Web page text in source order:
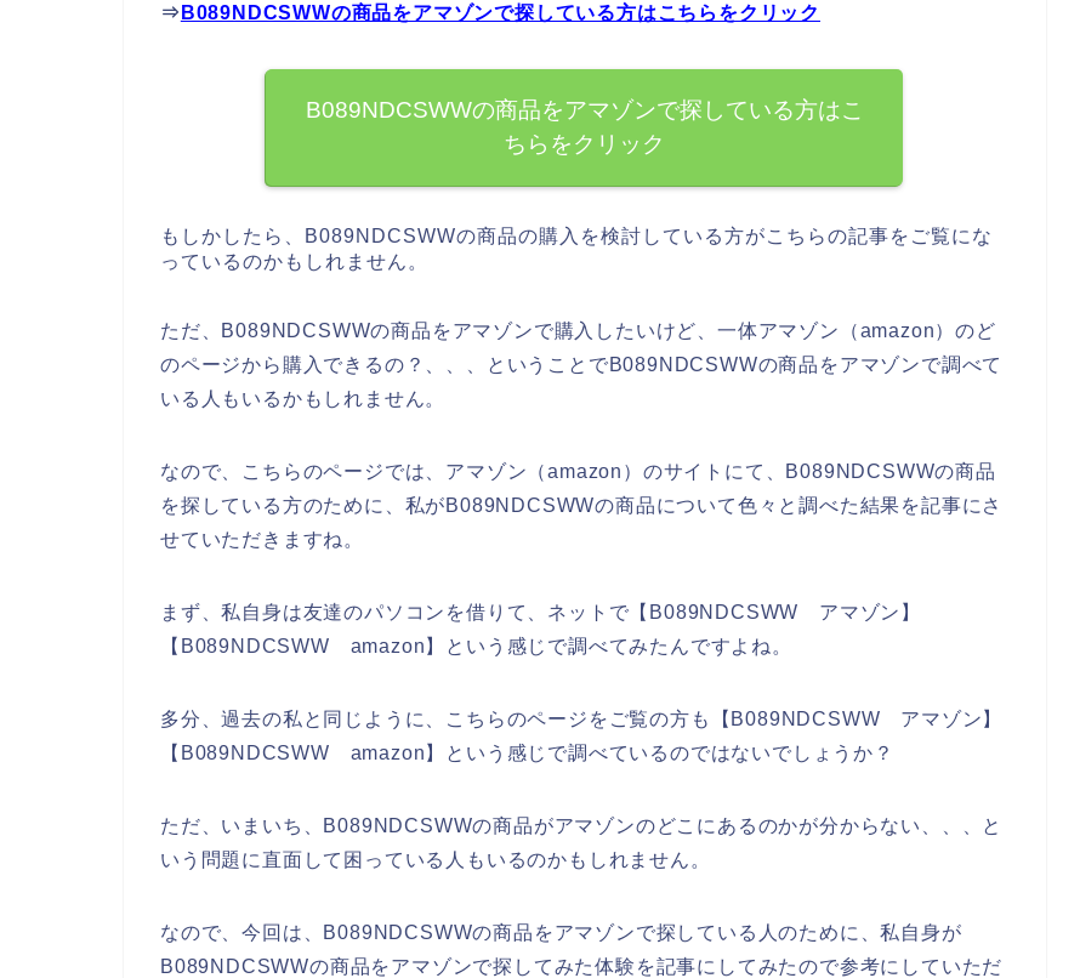
⇒ B089NDCSWWの商品をアマゾンで探している方はこちらをクリック
B089NDCSWWの商品をアマゾンで探している方はこ
ちらをクリック
もしかしたら、B089NDCSWWの商品の購入を検討している方がこちらの記事をご覧にな
っているのかもしれません。
ただ、B089NDCSWWの商品をアマゾンで購入したいけど、一体アマゾン（amazon）のど
のページから購入できるの？、、、ということでB089NDCSWWの商品をアマゾンで調べて
いる人もいるかもしれません。
なので、こちらのページでは、アマゾン（amazon）のサイトにて、B089NDCSWWの商品
を探している方のために、私がB089NDCSWWの商品について色々と調べた結果を記事にさ
せていただきますね。
まず、私自身は友達のパソコンを借りて、ネットで【B089NDCSWW アマゾン】
【B089NDCSWW amazon】という感じで調べてみたんですよね。
多分、過去の私と同じように、こちらのページをご覧の方も【B089NDCSWW アマゾン】
【B089NDCSWW amazon】という感じで調べているのではないでしょうか？
ただ、いまいち、B089NDCSWWの商品がアマゾンのどこにあるのかが分からない、、、と
いう問題に直面して困っている人もいるのかもしれません。
なので、今回は、B089NDCSWWの商品をアマゾンで探している人のために、私自身が
B089NDCSWWの商品をアマゾンで探してみた体験を記事にしてみたので参考にしていただ